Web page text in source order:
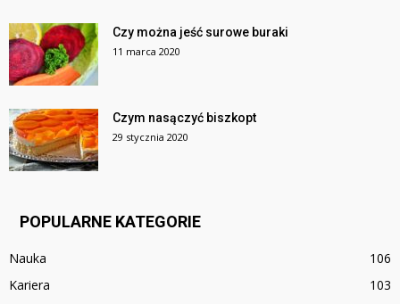
Czy można jeść surowe buraki
11 marca 2020
Czym nasączyć biszkopt
29 stycznia 2020
POPULARNE KATEGORIE
Nauka
106
Kariera
103